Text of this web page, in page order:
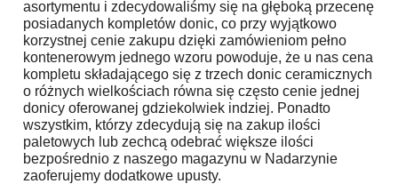
asortymentu i zdecydowaliśmy się na głęboką przecenę
posiadanych kompletów donic, co przy wyjątkowo
korzystnej cenie zakupu dzięki zamówieniom pełno
kontenerowym jednego wzoru powoduje, że u nas cena
kompletu składającego się z trzech donic ceramicznych
o różnych wielkościach równa się często cenie jednej
donicy oferowanej gdziekolwiek indziej. Ponadto
wszystkim, którzy zdecydują się na zakup ilości
paletowych lub zechcą odebrać większe ilości
bezpośrednio z naszego magazynu w Nadarzynie
zaoferujemy dodatkowe upusty.